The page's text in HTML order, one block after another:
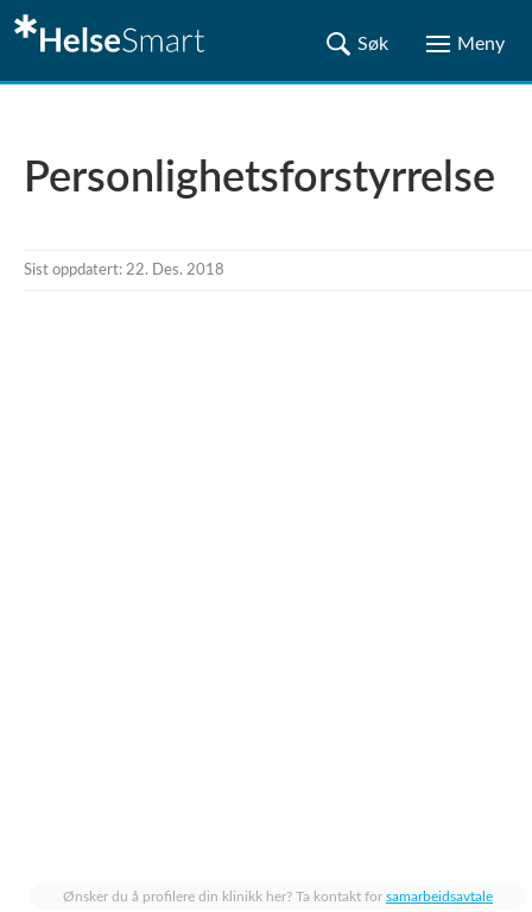
Personlighetsforstyrrelse
Sist oppdatert: 22. Des. 2018
Ønsker du å profilere din klinikk her? Ta kontakt for samarbeidsavtale